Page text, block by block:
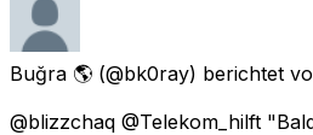
Buğra 🌎 (@bk0ray) berichtet
@blizzchaq @Telekom_hilft